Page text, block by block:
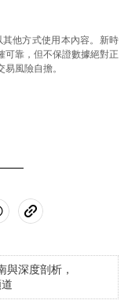
他方式使用本內容。新時
可靠，但不保證數據絕對正
風險自擔。
與深度剖析，